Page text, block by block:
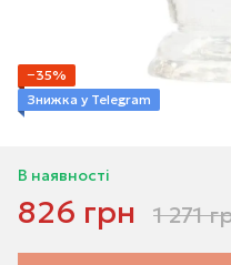
−35%
Знижка у Telegram
В наявності
826 грн 1 271